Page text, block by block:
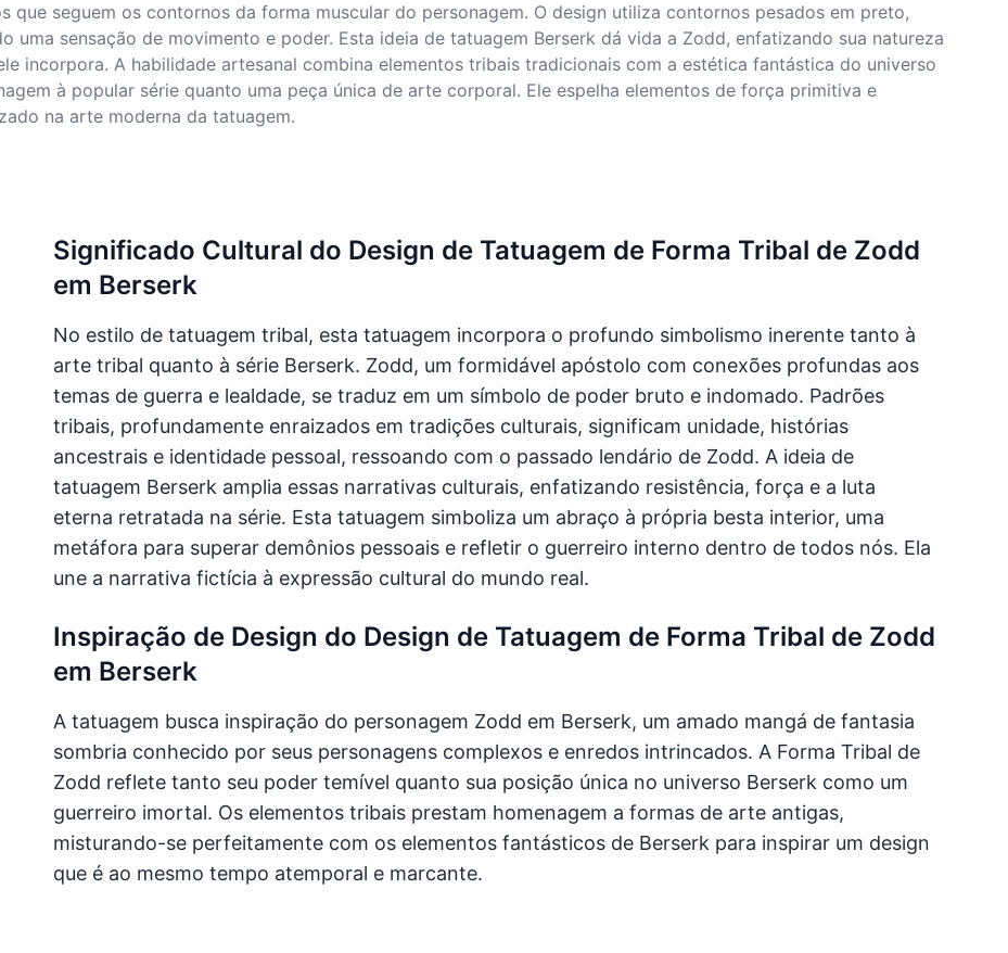
que seguem os contornos da forma muscular do personagem. O design utiliza contornos pesados em preto,
uma sensação de movimento e poder. Esta ideia de tatuagem Berserk dá vida a Zodd, enfatizando sua natureza
incorpora. A habilidade artesanal combina elementos tribais tradicionais com a estética fantástica do universo
à popular série quanto uma peça única de arte corporal. Ele espelha elementos de força primitiva e
na arte moderna da tatuagem.
Significado Cultural do Design de Tatuagem de Forma Tribal de Zodd
em Berserk
No estilo de tatuagem tribal, esta tatuagem incorpora o profundo simbolismo inerente tanto à
arte tribal quanto à série Berserk. Zodd, um formidável apóstolo com conexões profundas aos
temas de guerra e lealdade, se traduz em um símbolo de poder bruto e indomado. Padrões
tribais, profundamente enraizados em tradições culturais, significam unidade, histórias
ancestrais e identidade pessoal, ressoando com o passado lendário de Zodd. A ideia de
tatuagem Berserk amplia essas narrativas culturais, enfatizando resistência, força e a luta
eterna retratada na série. Esta tatuagem simboliza um abraço à própria besta interior, uma
metáfora para superar demônios pessoais e refletir o guerreiro interno dentro de todos nós. Ela
une a narrativa fictícia à expressão cultural do mundo real.
Inspiração de Design do Design de Tatuagem de Forma Tribal de Zodd
em Berserk
A tatuagem busca inspiração do personagem Zodd em Berserk, um amado mangá de fantasia
sombria conhecido por seus personagens complexos e enredos intrincados. A Forma Tribal de
Zodd reflete tanto seu poder temível quanto sua posição única no universo Berserk como um
guerreiro imortal. Os elementos tribais prestam homenagem a formas de arte antigas,
misturando-se perfeitamente com os elementos fantásticos de Berserk para inspirar um design
que é ao mesmo tempo atemporal e marcante.